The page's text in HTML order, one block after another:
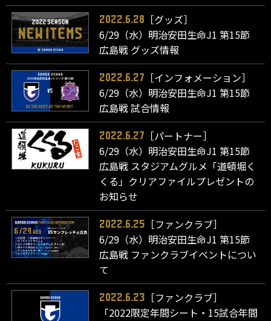
2022.6.28
［グッズ］
6/29（水）明治安田生命J1 第15節
広島戦 グッズ情報
2022.6.27
［インフォメーション］
6/29（水）明治安田生命J1 第15節
広島戦 試合情報
2022.6.27
［パートナー］
6/29（水）明治安田生命J1 第15節
広島戦 スタジアムグルメ「道頓堀く
くる」クリアファイルプレゼントの
お知らせ
2022.6.25
［ファンクラブ］
6/29（水）明治安田生命J1 第15節
広島戦 ファンクラブイベントについ
て
2022.6.23
［ファンクラブ］
「2022限定年間シート・15試合年間